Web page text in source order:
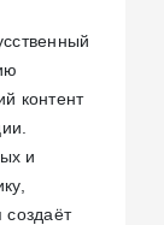
контент
и
создаёт